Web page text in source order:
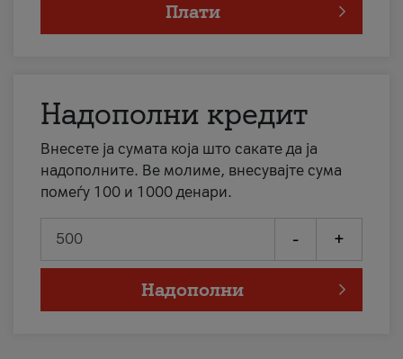
Плати
Надополни кредит
Внесете ја сумата која што сакате да ја
надополните. Ве молиме, внесувајте сума
помеѓу 100 и 1000 денари.
- +
Надополни